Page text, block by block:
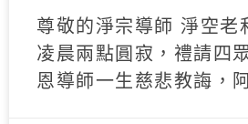
尊敬的淨宗導師 淨空老
凌晨兩點圓寂，禮請四
恩導師一生慈悲教誨，